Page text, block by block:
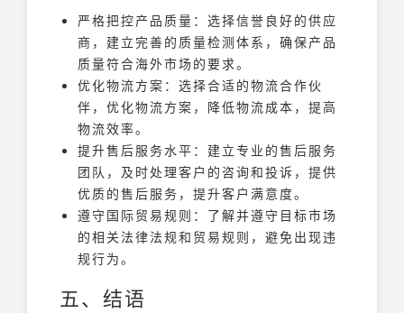
严格把控产品质量：选择信誉良好的供应
商，建立完善的质量检测体系，确保产品
质量符合海外市场的要求。
优化物流方案：选择合适的物流合作伙
伴，优化物流方案，降低物流成本，提高
物流效率。
提升售后服务水平：建立专业的售后服务
团队，及时处理客户的咨询和投诉，提供
优质的售后服务，提升客户满意度。
遵守国际贸易规则：了解并遵守目标市场
的相关法律法规和贸易规则，避免出现违
规行为。
五、结语